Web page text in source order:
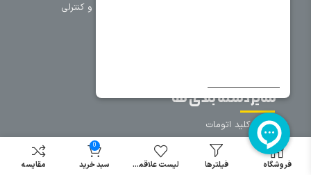
تجهیزات حفاظتی و کنترلی
سایر دسته بندی ها
خرید کلید اتومات
خرید کنتاکتور
خرید فیوز
فروشگاه فیلترها لیست علاقمندی
0
سبد خرید مقایسه